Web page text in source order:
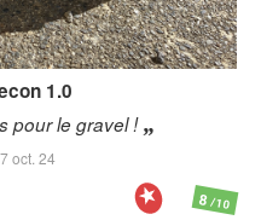
1.0
pour le gravel !
7 oct. 24
8/10